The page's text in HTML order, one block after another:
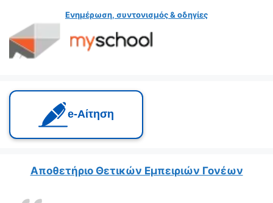
Ενημέρωση, συντονισμός & οδηγίες
e‑Αίτηση
Αποθετήριο Θετικών Εμπειριών Γονέων